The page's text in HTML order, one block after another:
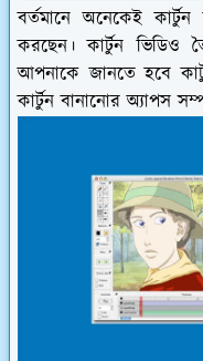
বর্তমানে অনেকেই
করছেন। কার্টুন ভিডিও
আপনাকে জানতে হবে
কার্টুন বানানোর অ্যাপস